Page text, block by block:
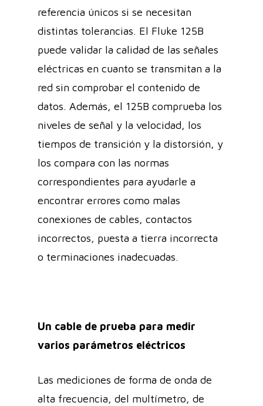
referencia únicos si se necesitan
distintas tolerancias. El Fluke 125B
puede validar la calidad de las señales
eléctricas en cuanto se transmitan a la
red sin comprobar el contenido de
datos. Además, el 125B comprueba los
niveles de señal y la velocidad, los
tiempos de transición y la distorsión, y
los compara con las normas
correspondientes para ayudarle a
encontrar errores como malas
conexiones de cables, contactos
incorrectos, puesta a tierra incorrecta
o terminaciones inadecuadas.
Un cable de prueba para medir
varios parámetros eléctricos
Las mediciones de forma de onda de
alta frecuencia, del multímetro, de